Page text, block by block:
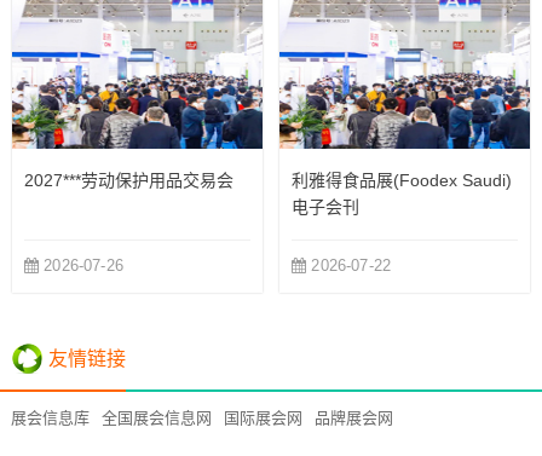
2027***劳动保护用品交易会
2026-07-26
利雅得食品展(Foodex Saudi)
电子会刊
2026-07-22
友情链接
展会信息库 全国展会信息网 国际展会网 品牌展会网